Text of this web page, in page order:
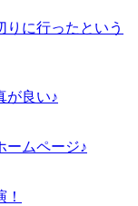
に行ったという
が良い♪
ームページ♪